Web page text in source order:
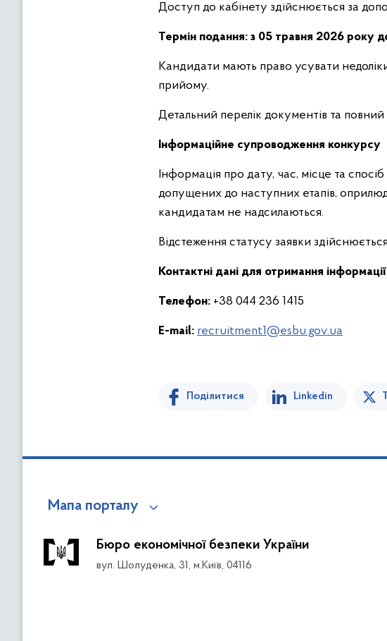
Доступ до кабінету здійснюється за
Термін подання: з 05 травня 2026 року
Кандидати мають право усувати
прийому.
Детальний перелік документів та повний
Інформаційне супроводження конкурсу
Інформація про дату, час, місце та
допущених до наступних етапів,
кандидатам не надсилаються.
Відстеження статусу заявки
Контактні дані для отримання
Телефон: +38 044 236 1415
E-mail: recruitment1@esbu.gov.ua
Поділитися Linkedin
Мапа порталу
Бюро економічної безпеки України
вул. Шолуденка, 31, м.Київ, 04116